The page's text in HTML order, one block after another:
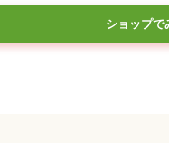
ショップで